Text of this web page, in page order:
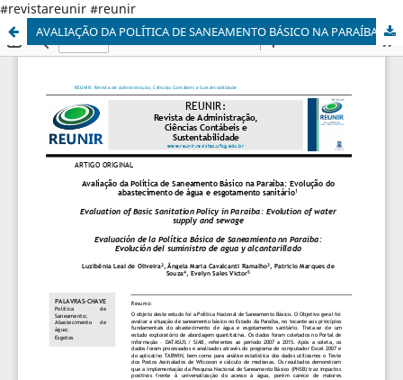
#revistareunir #reunir
AVALIAÇÃO DA POLÍTICA DE SANEAMENTO BÁSICO NA PARAÍBA